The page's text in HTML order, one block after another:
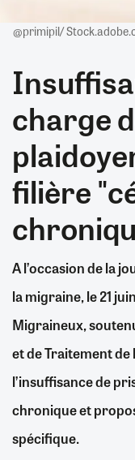
@primipil/
charge
filière
A l’occasion de la
la migraine, le 21
Migraineux,
et de Traitement de
l’insuffisance de
chronique et
spécifique.